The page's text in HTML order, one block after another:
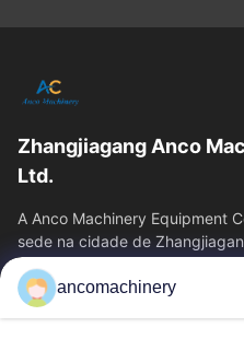
Zhangjiagang Anco
Ltd.
A Anco Machinery Equipment
sede na cidade de
de Jiangsu.
Links Rápidos
ancomachinery